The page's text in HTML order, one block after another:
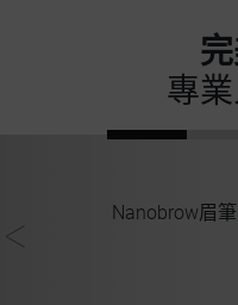
專
Nanobrow眉